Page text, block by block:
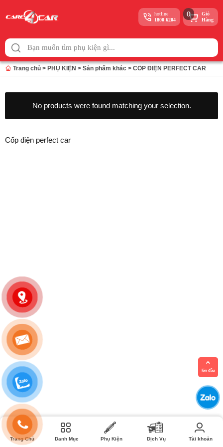
to
content
hotline
1800 6204
0
Giỏ
Hàng
Trang chủ > PHỤ KIỆN > Sản phẩm khác > CỐP ĐIỆN PERFECT CAR
No products were found matching your selection.
Cốp điện perfect car
Trang Chủ Danh Mục Phụ Kiện Dịch Vụ Tài khoản
lên đầu